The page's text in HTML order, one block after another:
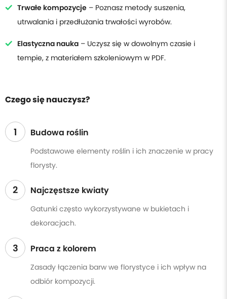
Trwałe kompozycje – Poznasz metody suszenia,
utrwalania i przedłużania trwałości wyrobów.
Elastyczna nauka – Uczysz się w dowolnym czasie i
tempie, z materiałem szkoleniowym w PDF.
Czego się nauczysz?
1 Budowa roślin
Podstawowe elementy roślin i ich znaczenie w pracy
florysty.
2 Najczęstsze kwiaty
Gatunki często wykorzystywane w bukietach i
dekoracjach.
3 Praca z kolorem
Zasady łączenia barw we florystyce i ich wpływ na
odbiór kompozycji.